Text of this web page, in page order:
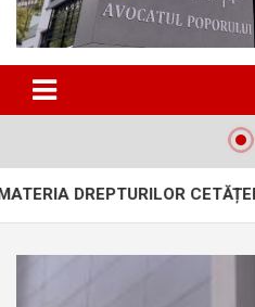
CETĂȚENILOR